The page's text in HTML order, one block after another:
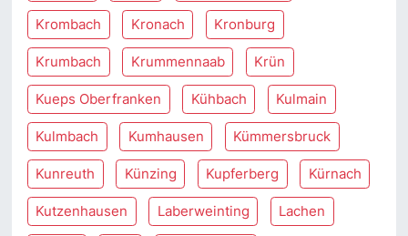
Krombach Kronach Kronburg
Krumbach Krummennaab Krün
Kueps Oberfranken Kühbach Kulmain
Kulmbach Kumhausen Kümmersbruck
Kunreuth Künzing Kupferberg Kürnach
Kutzenhausen Laberweinting Lachen